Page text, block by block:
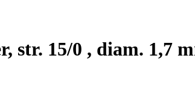
str. 15/0 , diam. 1,7